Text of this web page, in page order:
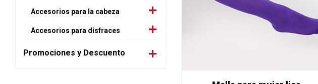
Accesorios para la cabeza
Accesorios para disfraces
Promociones y Descuento